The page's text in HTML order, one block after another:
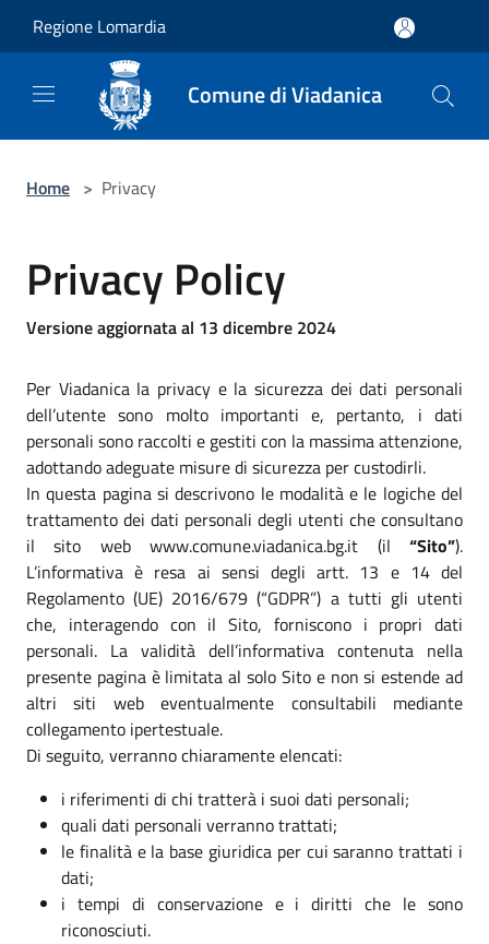
Regione Lomardia
Comune di Viadanica
Home > Privacy
Privacy Policy
Versione aggiornata al 13 dicembre 2024
Per Viadanica la privacy e la sicurezza dei dati personali
dell’utente sono molto importanti e, pertanto, i dati
personali sono raccolti e gestiti con la massima attenzione,
adottando adeguate misure di sicurezza per custodirli.
In questa pagina si descrivono le modalità e le logiche del
trattamento dei dati personali degli utenti che consultano
il sito web www.comune.viadanica.bg.it (il “Sito”).
L’informativa è resa ai sensi degli artt. 13 e 14 del
Regolamento (UE) 2016/679 (“GDPR”) a tutti gli utenti
che, interagendo con il Sito, forniscono i propri dati
personali. La validità dell’informativa contenuta nella
presente pagina è limitata al solo Sito e non si estende ad
altri siti web eventualmente consultabili mediante
collegamento ipertestuale.
Di seguito, verranno chiaramente elencati:
i riferimenti di chi tratterà i suoi dati personali;
quali dati personali verranno trattati;
le finalità e la base giuridica per cui saranno trattati i
dati;
i tempi di conservazione e i diritti che le sono
riconosciuti.